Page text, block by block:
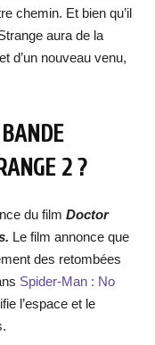
chemin. Et bien qu’il
aura de la
d’un nouveau venu,
2 ?
du film Doctor
Le film annonce que
des retombées
Spider-Man : No
l’espace et le